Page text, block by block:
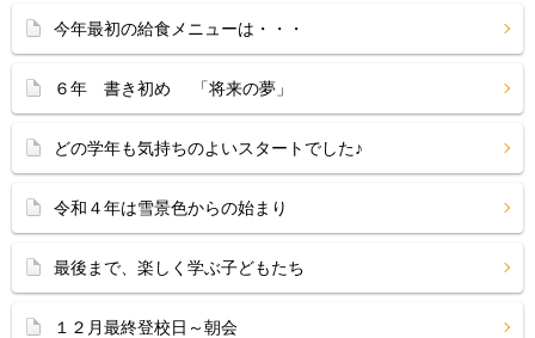
今年最初の給食メニューは・・・
６年 書き初め 「将来の夢」
どの学年も気持ちのよいスタートでした♪
令和４年は雪景色からの始まり
最後まで、楽しく学ぶ子どもたち
１２月最終登校日～朝会